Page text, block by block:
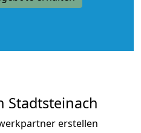
Stadtsteinach
erstellen